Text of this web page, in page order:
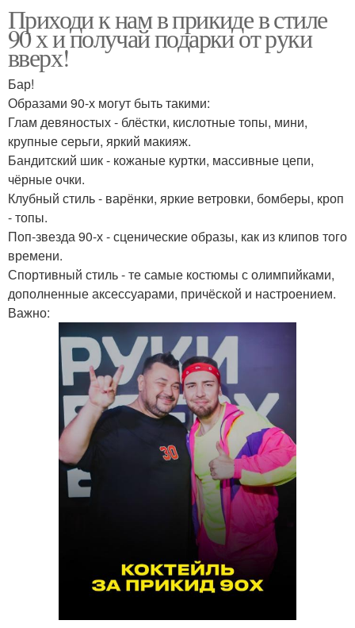
Приходи к нам в прикиде в стиле
90 х и получай подарки от руки
вверх!
Бар!
Образами 90-х могут быть такими:
Глам девяностых - блёстки, кислотные топы, мини,
крупные серьги, яркий макияж.
Бандитский шик - кожаные куртки, массивные цепи,
чёрные очки.
Клубный стиль - варёнки, яркие ветровки, бомберы, кроп
- топы.
Поп-звезда 90-х - сценические образы, как из клипов того
времени.
Спортивный стиль - те самые костюмы с олимпийками,
дополненные аксессуарами, причёской и настроением.
Важно: